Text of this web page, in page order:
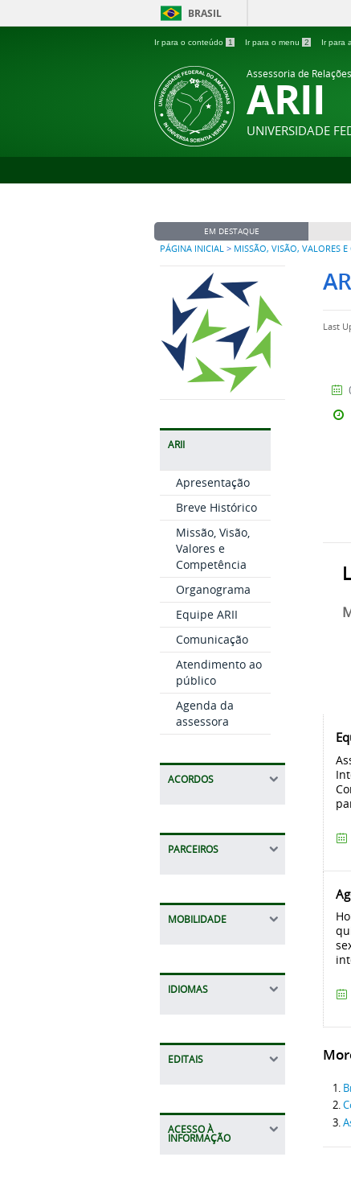
BRASIL
Ir para o conteúdo 1 Ir para o menu 2 Ir para
Assessoria de
ARII
UNIVERSIDADE
EM DESTAQUE
PÁGINA INICIAL > MISSÃO, VISÃO, VALORES
ARII
Apresentação
Breve Histórico
Missão, Visão,
Valores e
Competência
Organograma
Equipe ARII
Comunicação
Atendimento ao
público
Agenda da
assessora
ACORDOS
PARCEIROS
MOBILIDADE
IDIOMAS
EDITAIS
ACESSO À
INFORMAÇÃO
Last